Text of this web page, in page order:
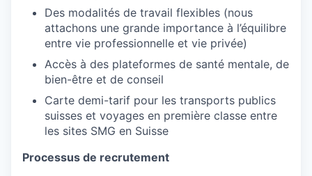
Des modalités de travail flexibles (nous
attachons une grande importance à l’équilibre
entre vie professionnelle et vie privée)
Accès à des plateformes de santé mentale, de
bien-être et de conseil
Carte demi-tarif pour les transports publics
suisses et voyages en première classe entre
les sites SMG en Suisse
Processus de recrutement